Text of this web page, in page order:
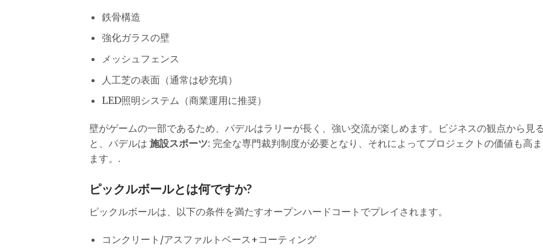
鉄骨構造
強化ガラスの壁
メッシュフェンス
人工芝の表面（通常は砂充填）
LED照明システム（商業運用に推奨）
壁がゲームの一部であるため、パデルはラリーが長く、強い交流が楽しめます。ビジネスの観点から見
と、パデルは 施設スポーツ: 完全な専門裁判制度が必要となり、それによってプロジェクトの価値も高
ます。.
ピックルボールとは何ですか?
ピックルボールは、以下の条件を満たすオープンハードコートでプレイされます。
コンクリート/アスファルトベース+コーティング